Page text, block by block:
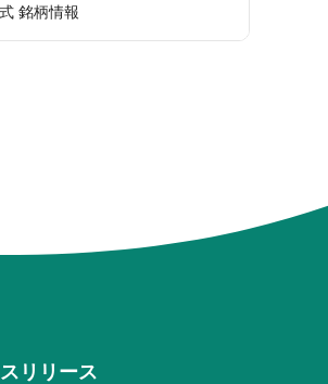
銘柄情報
リリース